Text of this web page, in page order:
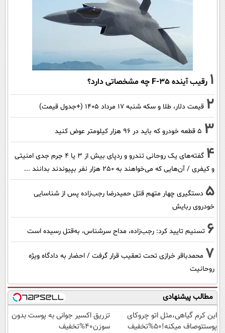
1 رقیب آینده F-35 چه مشخصاتی دارد؟
2 قیمت دلار، طلا و سکه شنبه ۱۷ مرداد ۱۴۰۵ (+جدول قیمت)
3 ۵ قطعه خودرو که باید در ۹۶ هزار کیلومتر عوض کنید
4
گفته‌های یک روحانی تندرو و ردپای بیش از ۳ یا ۴ جرم جدی امنیتی
و کیفری / آن‌هایی که می‌خواهند به ۲۵۰ هزار نفر بپیوندند بدانند ...
5 دستگیری چهار متهم قتل حمیدرضا رجب‌زاده پس از شناسایی
خودروی ربایش
6 تسنیم تایید کرد: رجب‌زاده، مداح سرشناس، به‌قتل رسیده است
7 محمدباقر خرازی تحت تعقیب قرار گرفت / احضار به دادگاه ویژه
روحانیت
مطالب پیشنهادی
این کرم گیاهی،مثل اتو چروکای
پوستتوصاف میکنه!50%تخفیف
تزریق اکسیر جوانی به پوست بدون
سوزن40%تخفیف